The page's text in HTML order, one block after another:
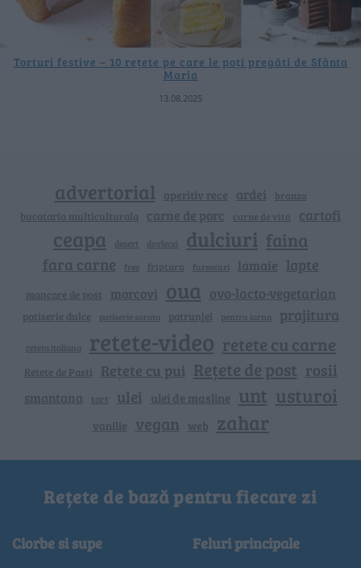
Torturi festive – 10 rețete pe care le poți pregăti de Sfânta
Maria
13.08.2025
advertorial aperitiv rece ardei branza
bucataria multiculturala carne de porc carne de vita cartofi
ceapa desert dovlecei dulciuri faina
fara carne free friptura fursecuri lamaie lapte
mancare de post morcovi oua ovo-lacto-vegetarian
patiserie dulce patiserie sarata patrunjel pentru iarna prajitura
reteta italiana retete-video retete cu carne
Retete de Pasti Rețete cu pui Rețete de post rosii
smantana tort ulei ulei de masline unt usturoi
vanilie vegan web zahar
Rețete de bază pentru fiecare zi
Ciorbe si supe Feluri principale